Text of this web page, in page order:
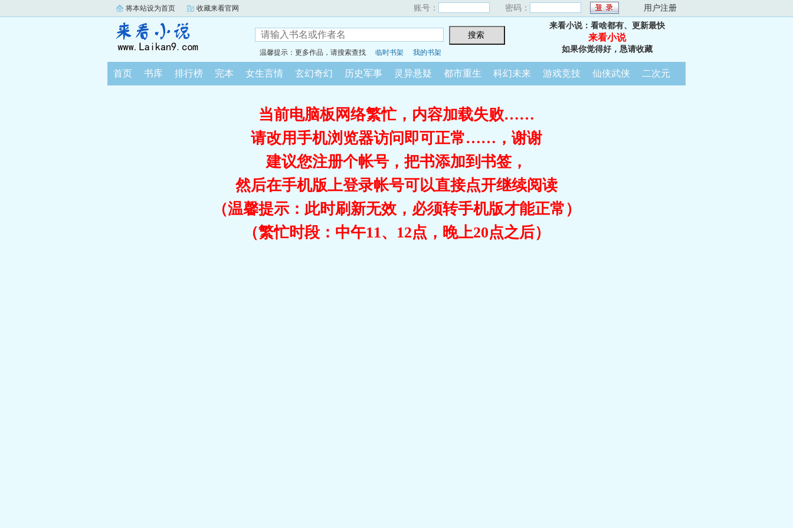
将本站设为首页 收藏来看官网 账号： 密码： 用户注册
温馨提示：更多作品，请搜索查找 临时书架 我的书架
来看小说：看啥都有、更新最快
来看小说
如果你觉得好，恳请收藏
首页 书库 排行榜 完本 女生言情 玄幻奇幻 历史军事 灵异悬疑 都市重生 科幻未来 游戏竞技 仙侠武侠 二次元
当前电脑板网络繁忙，内容加载失败……
请改用手机浏览器访问即可正常……，谢谢
建议您注册个帐号，把书添加到书签，
然后在手机版上登录帐号可以直接点开继续阅读
（温馨提示：此时刷新无效，必须转手机版才能正常）
（繁忙时段：中午11、12点，晚上20点之后）